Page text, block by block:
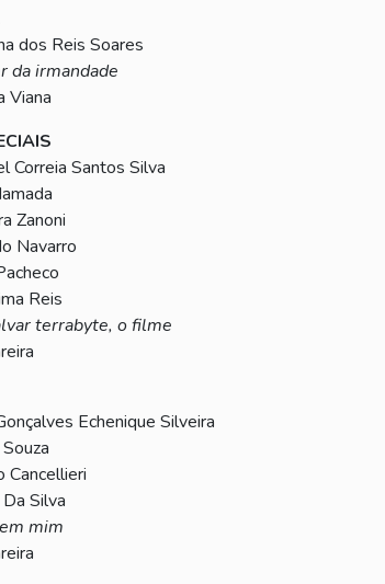
dos Reis Soares
da irmandade
Viana
Correia Santos Silva
Zanoni
Navarro
Reis
terrabyte, o filme
Echenique Silveira
Cancellieri
Silva
mim